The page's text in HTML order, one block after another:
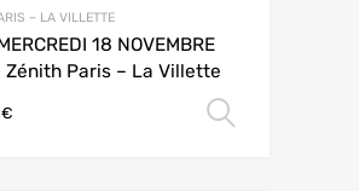
– LA VILLETTE
18 NOVEMBRE
Zénith Paris – La Villette
€